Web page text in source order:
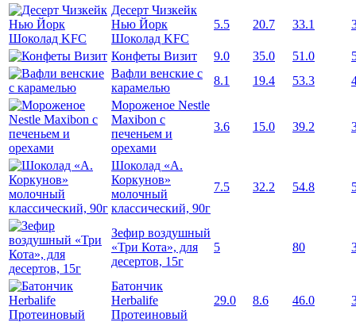
Десерт Чизкейк
Нью Йорк
Шоколад KFC
5.5 20.7 33.1
Конфеты Визит 9.0 35.0 51.0
Вафли венские с
карамелью
8.1 19.4 53.3
Мороженое Nestle
Maxibon с
печеньем и
орехами
3.6 15.0 39.2
Шоколад «А.
Коркунов»
молочный
классический, 90г
7.5 32.2 54.8
Зефир воздушный
«Три Кота», для
десертов, 15г
5 80
Батончик
Herbalife
Протеиновый
29.0 8.6 46.0